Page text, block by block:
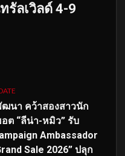
รัลเวิลด์ 4-9
นา คว้าสองสาวนัก
ต “ลีน่า-หมิว” รับ
Ambassador
Sale 2026” ปลุก